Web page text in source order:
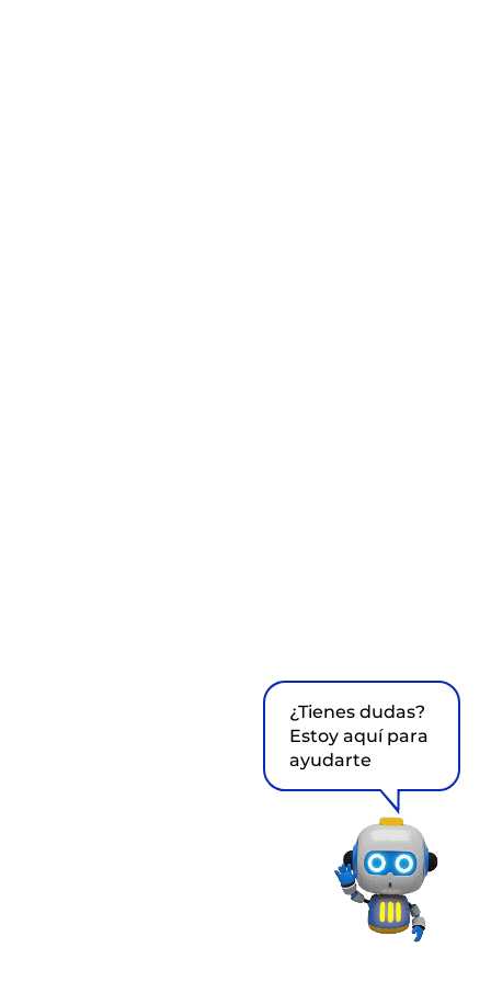
¿Tienes dudas?
Estoy aquí para
ayudarte